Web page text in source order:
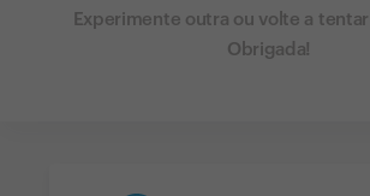
Experimente outra ou volte a
Obrigada!